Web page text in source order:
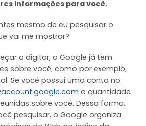
informações para você.
mesmo de eu pesquisar o
vai me mostrar?
a digitar, o Google já tem
sobre você, como por exemplo,
Se você possui uma conta no
a quantidade
sobre você. Dessa forma,
pesquisar, o Google organiza